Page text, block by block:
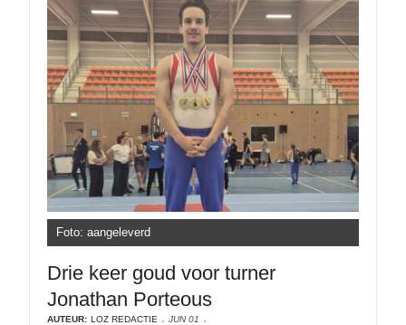
Foto: aangeleverd
Drie keer goud voor turner
Jonathan Porteous
AUTEUR: LOZ REDACTIE
JUN 01